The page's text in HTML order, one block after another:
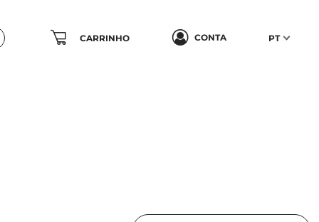
CARRINHO CONTA PT